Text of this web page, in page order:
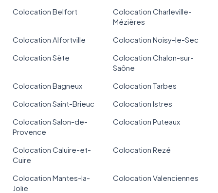
Colocation Belfort
Colocation Charleville-
Mézières
Colocation Alfortville
Colocation Noisy-le-Sec
Colocation Sète
Colocation Chalon-sur-
Saône
Colocation Bagneux
Colocation Tarbes
Colocation Saint-Brieuc
Colocation Istres
Colocation Salon-de-
Provence
Colocation Puteaux
Colocation Caluire-et-
Cuire
Colocation Rezé
Colocation Mantes-la-
Jolie
Colocation Valenciennes